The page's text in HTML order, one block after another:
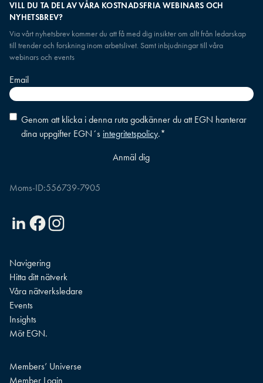
VILL DU TA DEL AV VÅRA KOSTNADSFRIA WEBINARS OCH
NYHETSBREV?
Via vårt nyhetsbrev kommer du att få med dig insikter om allt från ledarskap
till trender och forskning inom arbetslivet. Samt inbjudningar till våra
webinars och events
Email
Consent*
Genom att klicka i denna ruta godkänner du att EGN hanterar
dina uppgifter EGN´s integritetspolicy.*
Moms-ID:556739-7905
LinkedinFacebookInstagram
Navigering
Hitta ditt nätverk
Våra nätverksledare
Events
Insights
Möt EGN.
Members’ Universe
Member Login